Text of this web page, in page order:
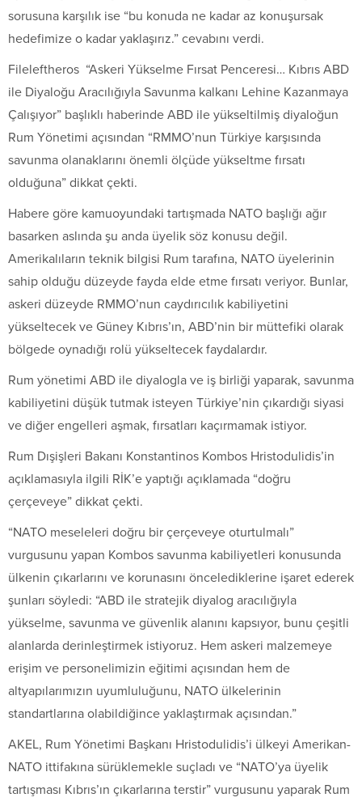
sorusuna karşılık ise “bu konuda ne kadar az konuşursak
hedefimize o kadar yaklaşırız.” cevabını verdi.
Fileleftheros “Askeri Yükselme Fırsat Penceresi… Kıbrıs ABD
ile Diyaloğu Aracılığıyla Savunma kalkanı Lehine Kazanmaya
Çalışıyor” başlıklı haberinde ABD ile yükseltilmiş diyaloğun
Rum Yönetimi açısından “RMMO’nun Türkiye karşısında
savunma olanaklarını önemli ölçüde yükseltme fırsatı
olduğuna” dikkat çekti.
Habere göre kamuoyundaki tartışmada NATO başlığı ağır
basarken aslında şu anda üyelik söz konusu değil.
Amerikalıların teknik bilgisi Rum tarafına, NATO üyelerinin
sahip olduğu düzeyde fayda elde etme fırsatı veriyor. Bunlar,
askeri düzeyde RMMO’nun caydırıcılık kabiliyetini
yükseltecek ve Güney Kıbrıs’ın, ABD’nin bir müttefiki olarak
bölgede oynadığı rolü yükseltecek faydalardır.
Rum yönetimi ABD ile diyalogla ve iş birliği yaparak, savunma
kabiliyetini düşük tutmak isteyen Türkiye’nin çıkardığı siyasi
ve diğer engelleri aşmak, fırsatları kaçırmamak istiyor.
Rum Dışişleri Bakanı Konstantinos Kombos Hristodulidis’in
açıklamasıyla ilgili RİK’e yaptığı açıklamada “doğru
çerçeveye” dikkat çekti.
“NATO meseleleri doğru bir çerçeveye oturtulmalı”
vurgusunu yapan Kombos savunma kabiliyetleri konusunda
ülkenin çıkarlarını ve korunasını öncelediklerine işaret ederek
şunları söyledi: “ABD ile stratejik diyalog aracılığıyla
yükselme, savunma ve güvenlik alanını kapsıyor, bunu çeşitli
alanlarda derinleştirmek istiyoruz. Hem askeri malzemeye
erişim ve personelimizin eğitimi açısından hem de
altyapılarımızın uyumluluğunu, NATO ülkelerinin
standartlarına olabildiğince yaklaştırmak açısından.”
AKEL, Rum Yönetimi Başkanı Hristodulidis’i ülkeyi Amerikan-
NATO ittifakına sürüklemekle suçladı ve “NATO’ya üyelik
tartışması Kıbrıs’ın çıkarlarına terstir” vurgusunu yaparak Rum